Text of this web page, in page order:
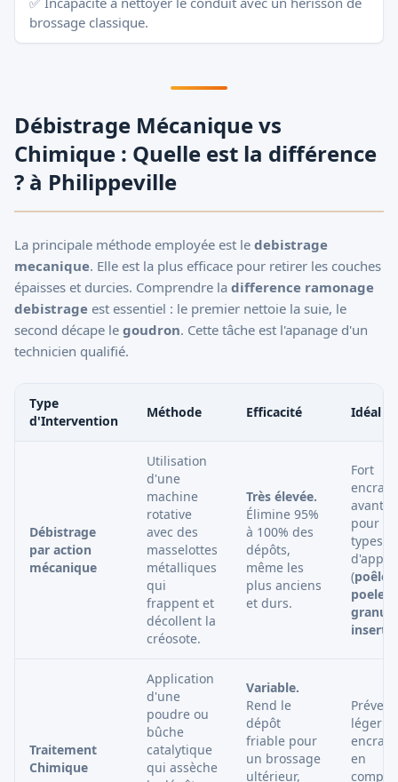
brossage classique.
Débistrage Mécanique vs
Chimique : Quelle est la différence
? à Philippeville
La principale méthode employée est le debistrage
mecanique. Elle est la plus efficace pour retirer les couches
épaisses et durcies. Comprendre la difference ramonage
debistrage est essentiel : le premier nettoie la suie, le
second décape le goudron. Cette tâche est l'apanage d'un
technicien qualifié.
Type
d'Intervention
Méthode Efficacité Idéal
Débistrage
par action
mécanique
Utilisation
d'une
machine
rotative
avec des
masselottes
métalliques
qui
frappent et
décollent la
créosote.
Très élevée.
Élimine 95%
à 100% des
dépôts,
même les
plus anciens
et durs.
Fort
avant
pour
types
(poêle,
poele
inserts
Traitement
Chimique
Application
d'une
poudre ou
bûche
catalytique
qui assèche
Variable.
Rend le
dépôt
friable pour
un brossage
ultérieur,
léger
en